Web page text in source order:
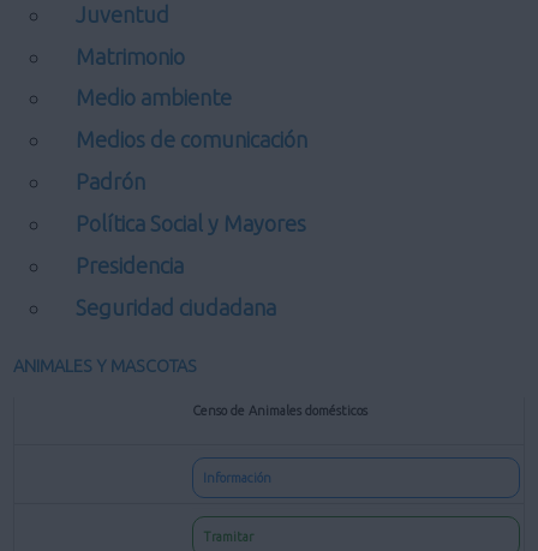
Juventud
Matrimonio
Medio ambiente
Medios de comunicación
Padrón
Política Social y Mayores
Presidencia
Seguridad ciudadana
ANIMALES Y MASCOTAS
Censo de Animales domésticos
Información
Tramitar